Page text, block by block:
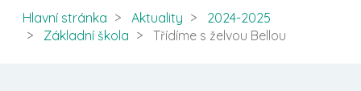
Hlavní stránka Aktuality
2024-2025
Základní škola
Třídíme s želvou Bellou